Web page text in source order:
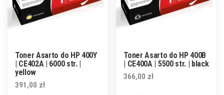
Toner Asarto do HP 400Y
| CE402A | 6000 str. |
yellow
391,00 zł
Toner Asarto do HP 400B
| CE400A | 5500 str. | black
366,00 zł